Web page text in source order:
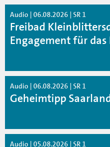
Audio | 06.08.2026 | SR 1
Freibad
Engagement für das
Audio | 06.08.2026 | SR 1
Geheimtipp
Audio | 05.08.2026 | SR 1